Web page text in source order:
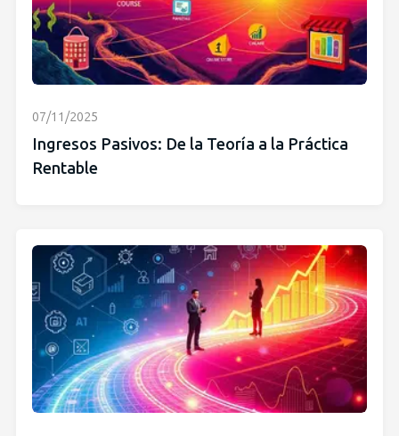
07/11/2025
Ingresos Pasivos: De la Teoría a la Práctica
Rentable